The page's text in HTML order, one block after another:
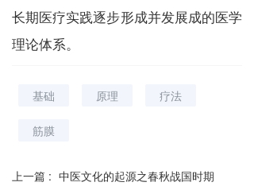
长期医疗实践逐步形成并发展成的医学
理论体系。
基础 原理 疗法
筋膜
上一篇 : 中医文化的起源之春秋战国时期